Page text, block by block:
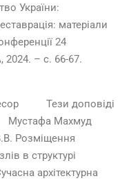
України:
матеріали
24
2024. – с. 66-67.
Тези доповіді
Махмуд
Розміщення
в структурі
архітектурна